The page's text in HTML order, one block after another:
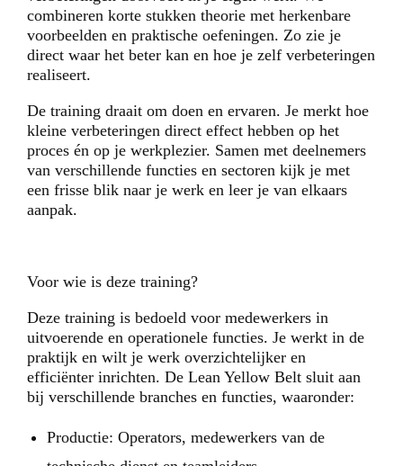
combineren korte stukken theorie met herkenbare
voorbeelden en praktische oefeningen. Zo zie je
direct waar het beter kan en hoe je zelf verbeteringen
realiseert.
De training draait om doen en ervaren. Je merkt hoe
kleine verbeteringen direct effect hebben op het
proces én op je werkplezier. Samen met deelnemers
van verschillende functies en sectoren kijk je met
een frisse blik naar je werk en leer je van elkaars
aanpak.
Voor wie is deze training?
Deze training is bedoeld voor medewerkers in
uitvoerende en operationele functies. Je werkt in de
praktijk en wilt je werk overzichtelijker en
efficiënter inrichten. De Lean Yellow Belt sluit aan
bij verschillende branches en functies, waaronder:
Productie: Operators, medewerkers van de